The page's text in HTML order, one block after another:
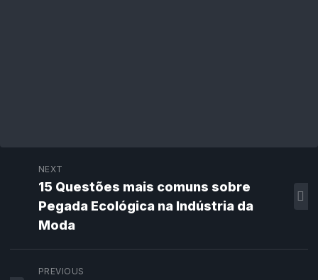
NEXT
15 Questões mais comuns sobre
Pegada Ecológica na Indústria da
Moda
PREVIOUS